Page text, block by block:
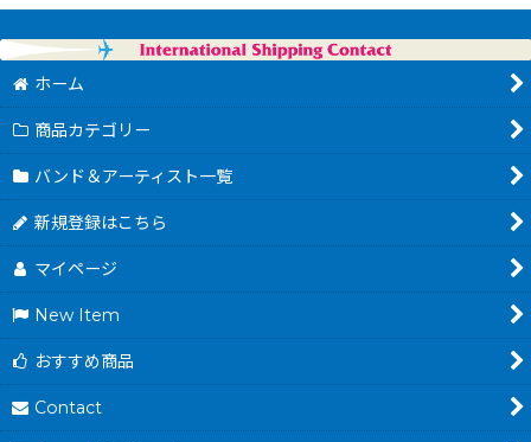
ホーム
商品カテゴリー
バンド＆アーティスト一覧
新規登録はこちら
マイページ
New Item
おすすめ商品
Contact